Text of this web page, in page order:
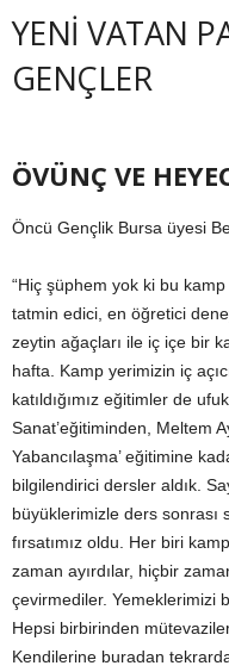
YENİ VATAN
GENÇLER
ÖVÜNÇ VE
Öncü Gençlik Bursa üyesi
“Hiç şüphem yok ki bu
tatmin edici, en öğretici
zeytin ağaçları ile iç içe bir
hafta. Kamp yerimizin iç
katıldığımız eğitimler de
Sanat’eğitiminden, Meltem
Yabancılaşma’ eğitimine
bilgilendirici dersler aldık.
büyüklerimizle ders sonrası
fırsatımız oldu. Her biri
zaman ayırdılar, hiçbir
çevirmediler. Yemeklerimizi
Hepsi birbirinden
Kendilerine buradan